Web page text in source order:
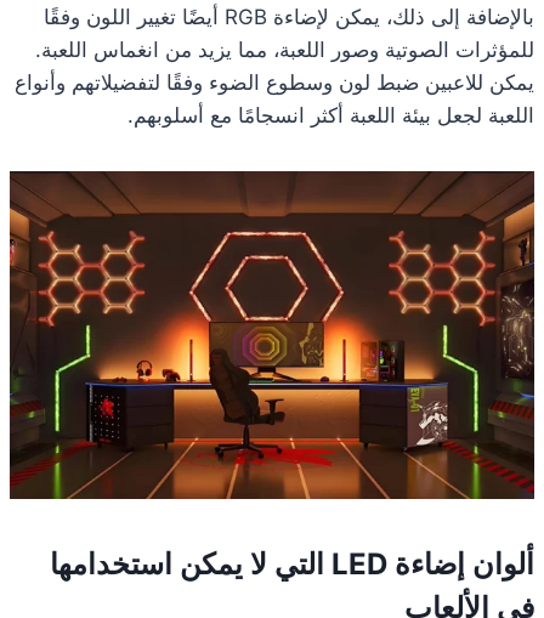
بالإضافة إلى ذلك، يمكن لإضاءة RGB أيضًا تغيير اللون وفقًا
للمؤثرات الصوتية وصور اللعبة، مما يزيد من انغماس اللعبة.
يمكن للاعبين ضبط لون وسطوع الضوء وفقًا لتفضيلاتهم وأنواع
اللعبة لجعل بيئة اللعبة أكثر انسجامًا مع أسلوبهم.
ألوان إضاءة LED التي لا يمكن استخدامها
في الألعاب